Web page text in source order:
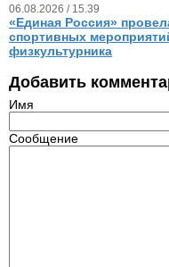
06.08.2026 / 15.39
«Единая Россия»
спортивных
физкультурника
Добавить
Имя
Сообщение